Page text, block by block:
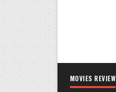
MOVIES REVIEW